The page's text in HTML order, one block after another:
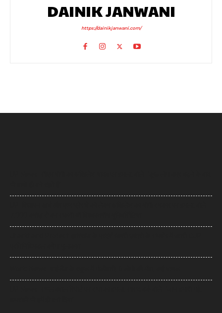
DAINIK JANWANI
https://dainikjanwani.com/